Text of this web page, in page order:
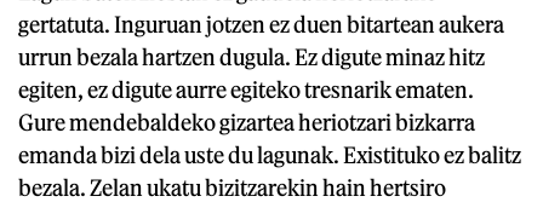
gertatuta. Inguruan jotzen ez duen bitartean aukera
urrun bezala hartzen dugula. Ez digute minaz hitz
egiten, ez digute aurre egiteko tresnarik ematen.
Gure mendebaldeko gizartea heriotzari bizkarra
emanda bizi dela uste du lagunak. Existituko ez balitz
bezala. Zelan ukatu bizitzarekin hain hertsiro